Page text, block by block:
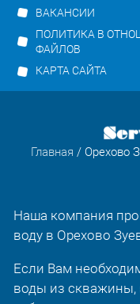
ВАКАНСИИ
ПОЛИТИКА В
ФАЙЛОВ
КАРТА САЙТА
Главная / Орехово
Наша компания
воду в Орехово
Если Вам
воды из скважины,